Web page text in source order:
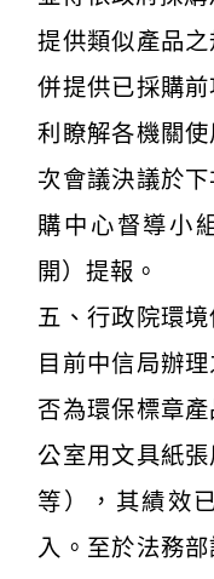
提供類似產品
併提供已採購
利瞭解各機關
次會議決議於
購中心督導小
開）提報。
五、行政院環
目前中信局辦
否為環保標章
公室用文具紙
等），其績效
入。至於法務